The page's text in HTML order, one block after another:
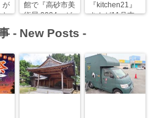
が
し
館で『高砂市美
術展 2024』が
『kitchen21』
さんが11月末
- New Posts -